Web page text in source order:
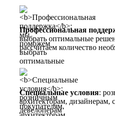
Профессиональная
выбрать оптимальные
рассчитаем количество
Специальные условия:
архитекторам, дизайнерам,
девелоперам